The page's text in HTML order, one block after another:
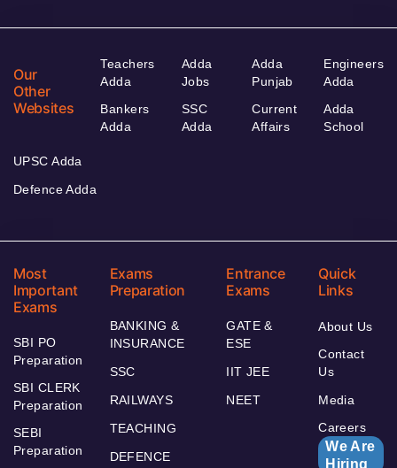
Our
Other
Websites
Teachers
Adda
Bankers
Adda
Adda
Jobs
SSC
Adda
Adda
Punjab
Current
Affairs
Engineers
Adda
Adda
School
UPSC Adda
Defence Adda
Most
Important
Exams
SBI PO
Preparation
SBI CLERK
Preparation
SEBI
Preparation
Exams
Preparation
BANKING &
INSURANCE
SSC
RAILWAYS
TEACHING
DEFENCE
Entrance
Exams
GATE &
ESE
IIT JEE
NEET
Quick
Links
About Us
Contact
Us
Media
Careers
We Are
Hiring